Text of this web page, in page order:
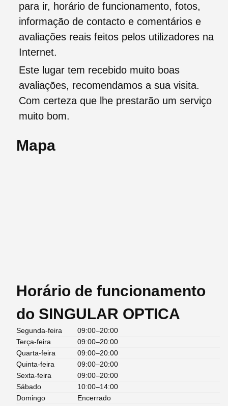
para ir, horário de funcionamento, fotos,
informação de contacto e comentários e
avaliações reais feitos pelos utilizadores na
Internet.
Este lugar tem recebido muito boas
avaliações, recomendamos a sua visita.
Com certeza que lhe prestarão um serviço
muito bom.
Mapa
Horário de funcionamento
do SINGULAR OPTICA
Segunda-feira
09:00–20:00
Terça-feira
09:00–20:00
Quarta-feira
09:00–20:00
Quinta-feira
09:00–20:00
Sexta-feira
09:00–20:00
Sábado
10:00–14:00
Domingo
Encerrado